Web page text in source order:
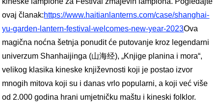
ovaj članak:https://www.haitianlanterns.com/case/shanghai-
yu-garden-lantern-festival-welcomes-new-year-2023Ova
magična noćna šetnja ponudit će putovanje kroz legendarni
univerzum Shanhaijinga (山海经), „Knjige planina i mora“,
velikog klasika kineske književnosti koji je postao izvor
mnogih mitova koji su i danas vrlo popularni, a koji već više
od 2.000 godina hrani umjetničku maštu i kineski folklor.